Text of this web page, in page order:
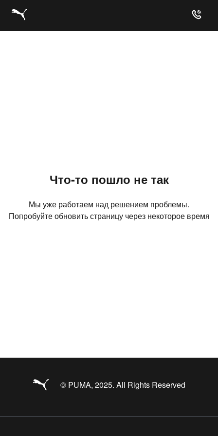
Что-то пошло не так
Мы уже работаем над решением проблемы.
Попробуйте обновить страницу через некоторое время
© PUMA, 2025. All Rights Reserved